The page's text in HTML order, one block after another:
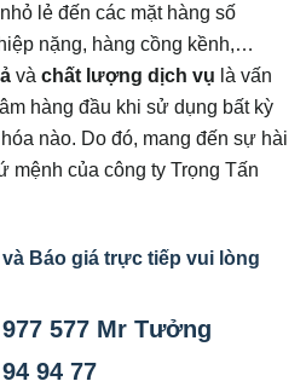
lẻ đến các mặt hàng số
nặng, hàng cồng kềnh,…
và chất lượng dịch vụ là vấn
hàng đầu khi sử dụng bất kỳ
nào. Do đó, mang đến sự hài
mệnh của công ty Trọng Tấn
Báo giá trực tiếp vui lòng
577 Mr Tưởng
94 77